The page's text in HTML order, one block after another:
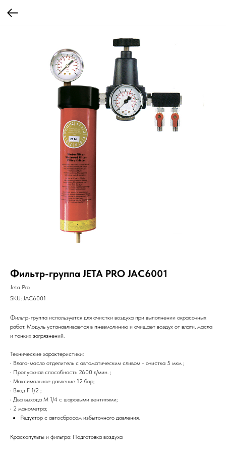
Фильтр-группа JETA PRO JAC6001
Jeta Pro
SKU: JAC6001
Фильтр-группа используется для очистки воздуха при выполнении окрасочных
работ. Модуль устанавливается в пневмолинию и очищает воздух от влаги, масла
и тонких загрязнений.
Технические характеристики:
• Влаго-масло отделитель с автоматическим сливом - очистка 5 мкм ;
• Пропускная способность 2600 л/мин. ;
• Максимальное давление 12 бар;
• Вход F 1/2 ;
• Два выхода М 1/4 с шаровыми вентилями;
• 2 манометра;
Редуктор с автосбросом избыточного давления.
Краскопульты и фильтра: Подготовка воздуха